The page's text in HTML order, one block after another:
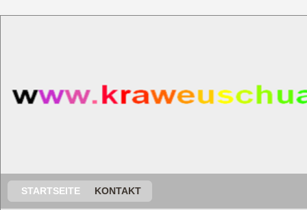
STARTSEITE KONTAKT